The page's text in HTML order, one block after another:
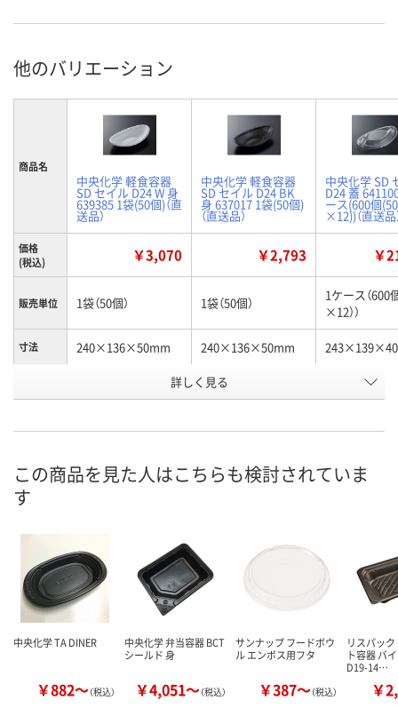
他のバリエーション
商品名
中央化学 軽食容器
SD セイル D24 W 身
639385 1袋(50個)（直
送品）
中央化学 軽食容器
SD セイル D24 BK
身 637017 1袋(50個)
（直送品）
中央化学 SD
D24 蓋
ース(600個
×12))（直送品
価格
(税込)
￥3,070 ￥2,793 ￥
販売単位 1袋（50個） 1袋（50個）
1ケース（600
×12））
寸法 240×136×50mm 240×136×50mm
黒
号
お届け日
カゴへ カ
詳しく見る
この商品を見た人はこちらも検討されていま
す
中央化学 TA DINER
￥882～（税込）
中央化学 弁当容器 BCT
シールド 身
￥4,051～（税込）
サンナップ フードボウ
ル エンボス用フタ
￥387～（税込）
リスパッ
ト容器 バ
D19-14…
￥